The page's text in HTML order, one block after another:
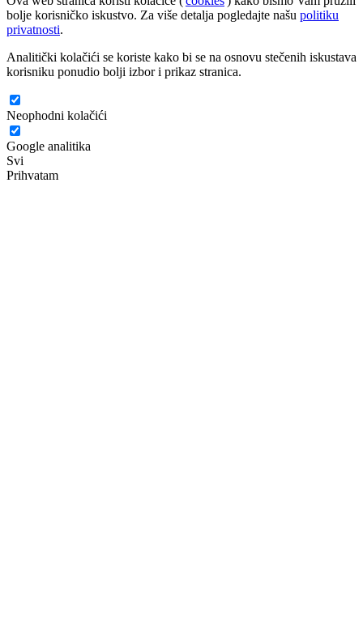
bolje korisničko iskustvo. Za više detalja pogledajte našu politiku
privatnosti.
Analitički kolačići se koriste kako bi se na osnovu stečenih iskustava
korisniku ponudio bolji izbor i prikaz stranica.
Neophodni kolačići
Google analitika
Svi
Prihvatam